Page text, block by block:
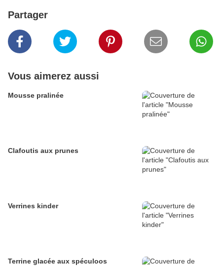
Partager
Vous aimerez aussi
Mousse pralinée
Clafoutis aux prunes
Verrines kinder
Terrine glacée aux spéculoos